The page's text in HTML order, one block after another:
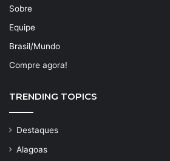
Sobre
Equipe
Brasil/Mundo
Compre agora!
TRENDING TOPICS
Destaques
Alagoas